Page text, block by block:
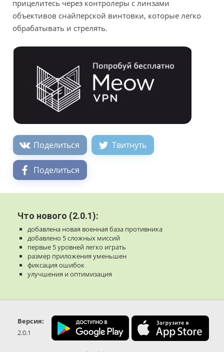
прицелитесь через контролеры с линзами
объективов снайперской винтовки, которые легко
обрабатывать и стрелять.
Поделиться Твитнуть
Поделиться
Что нового (2.0.1):
добавлена ​​новая военная база противника
добавлено 5 сложных миссий
первые 5 уровней легко играть
размер приложения уменьшен
фиксация ошибок
улучшения и оптимизация
Версия:
2.0.1